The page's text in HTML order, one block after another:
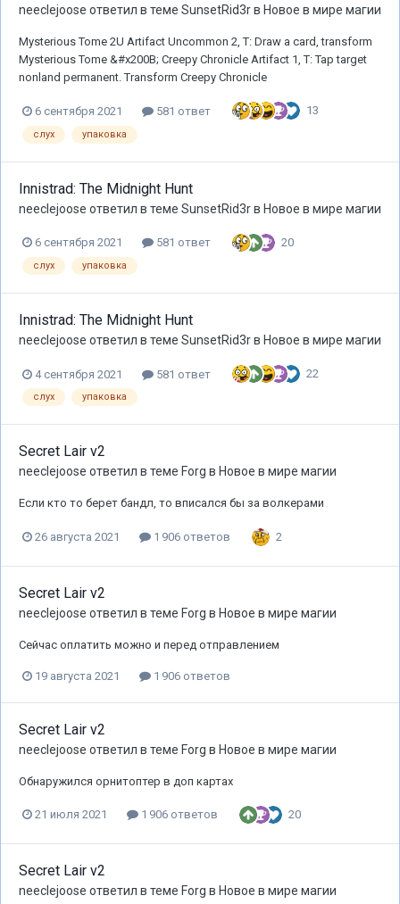
neeclejoose ответил в теме SunsetRid3rв Новое в мире магии
Mysterious Tome 2U Artifact Uncommon 2, T: Draw a card, transform
Mysterious Tome &#x200B; Creepy Chronicle Artifact 1, T: Tap target
nonland permanent. Transform Creepy Chronicle
6 сентября 2021 581 ответ 13
слух упаковка
Innistrad: The Midnight Hunt
neeclejoose ответил в теме SunsetRid3rв Новое в мире магии
6 сентября 2021 581 ответ 20
слух упаковка
Innistrad: The Midnight Hunt
neeclejoose ответил в теме SunsetRid3rв Новое в мире магии
4 сентября 2021 581 ответ 22
слух упаковка
Secret Lair v2
neeclejoose ответил в теме Forg в Новое в мире магии
Если кто то берет бандл, то вписался бы за волкерами
26 августа 2021 1 906 ответов 2
Secret Lair v2
neeclejoose ответил в теме Forg в Новое в мире магии
Сейчас оплатить можно и перед отправлением
19 августа 2021 1 906 ответов
Secret Lair v2
neeclejoose ответил в теме Forg в Новое в мире магии
Обнаружился орнитоптер в доп картах
21 июля 2021 1 906 ответов 20
Secret Lair v2
neeclejoose ответил в теме Forg в Новое в мире магии